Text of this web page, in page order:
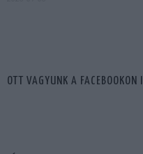
OTT VAGYUNK A FACEBOOKON